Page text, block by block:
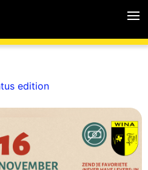
edition